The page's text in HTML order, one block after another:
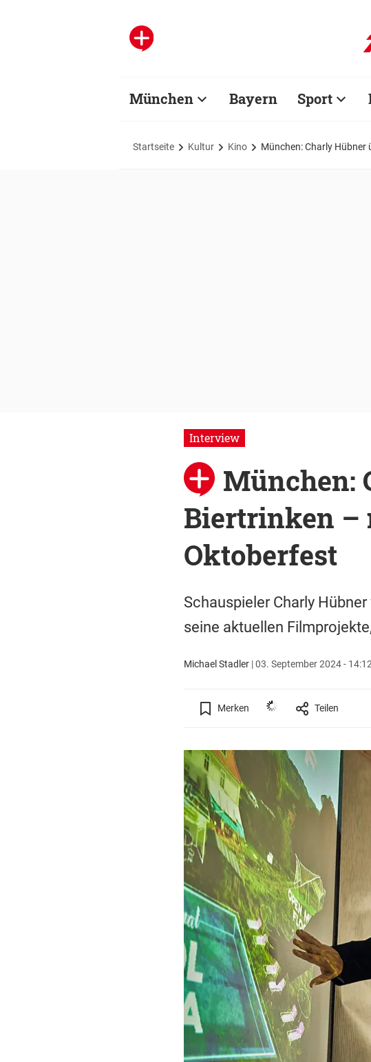
München Bayern Sport
Startseite Kultur Kino München: Charly
Interview
München:
Biertrinken –
Oktoberfest
Schauspieler Charly
seine aktuellen
Michael Stadler |03. September 2024 -
Merken Teilen